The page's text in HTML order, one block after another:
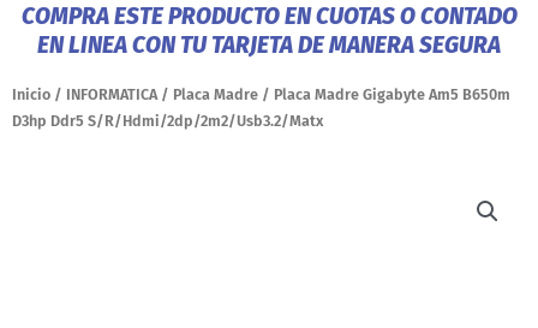
s
a
p
b
o
k
t
e
a
g
a
COMPRA ESTE PRODUCTO EN CUOTAS O CONTADO
EN LINEA CON TU TARJETA DE MANERA SEGURA
Inicio / INFORMATICA / Placa Madre / Placa Madre Gigabyte Am5 B650m
D3hp Ddr5 S/R/Hdmi/2dp/2m2/Usb3.2/Matx